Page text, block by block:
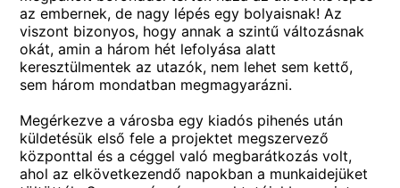
az embernek, de nagy lépés egy bolyaisnak! Az
viszont bizonyos, hogy annak a szintű változásnak
okát, amin a három hét lefolyása alatt
keresztülmentek az utazók, nem lehet sem kettő,
sem három mondatban megmagyarázni.
Megérkezve a városba egy kiadós pihenés után
küldetésük első fele a projektet megszervező
központtal és a céggel való megbarátkozás volt,
ahol az elkövetkezendő napokban a munkaidejüket